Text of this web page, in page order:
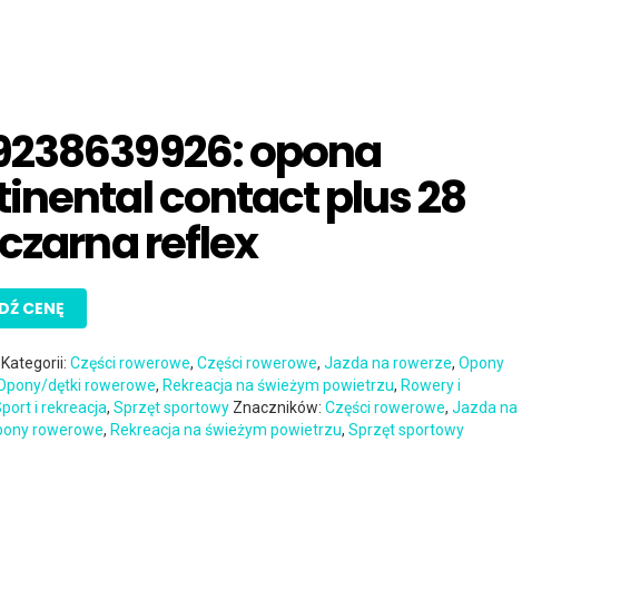
opona
contact plus 28
reflex
CENĘ
Kategorii:Części rowerowe,Części rowerowe,Jazda na rowerze,Opony
dętki rowerowe, Rekreacja na świeżym powietrzu, Rowery i
i rekreacja,Sprzęt sportowy Znaczników:Części rowerowe,Jazda na
rowerowe, Rekreacja na świeżym powietrzu,Sprzęt sportowy